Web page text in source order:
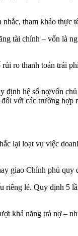
tham khảo thực
tài chính – vốn là
ro thanh toán trái
định hệ số nợ/vốn
với các trường hợp
lại loạt vụ việc
giao Chính phủ quy
riêng lẻ. Quy định 5
khả năng trả nợ –